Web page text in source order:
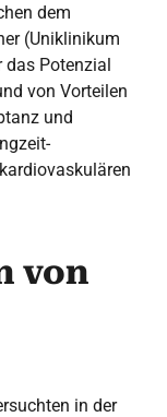
dem
(Uniklinikum
das Potenzial
von Vorteilen
und
von
in der